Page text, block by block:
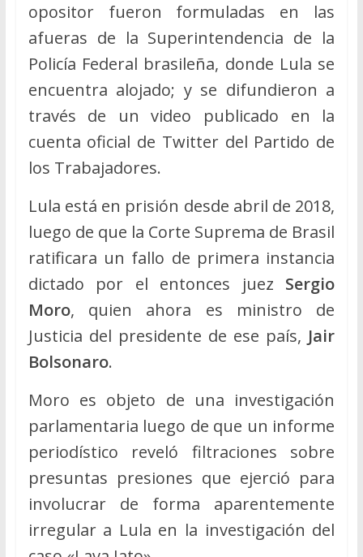
opositor fueron formuladas en las
afueras de la Superintendencia de la
Policía Federal brasileña, donde Lula se
encuentra alojado; y se difundieron a
través de un video publicado en la
cuenta oficial de Twitter del Partido de
los Trabajadores.
Lula está en prisión desde abril de 2018,
luego de que la Corte Suprema de Brasil
ratificara un fallo de primera instancia
dictado por el entonces juez Sergio
Moro, quien ahora es ministro de
Justicia del presidente de ese país, Jair
Bolsonaro.
Moro es objeto de una investigación
parlamentaria luego de que un informe
periodístico reveló filtraciones sobre
presuntas presiones que ejerció para
involucrar de forma aparentemente
irregular a Lula en la investigación del